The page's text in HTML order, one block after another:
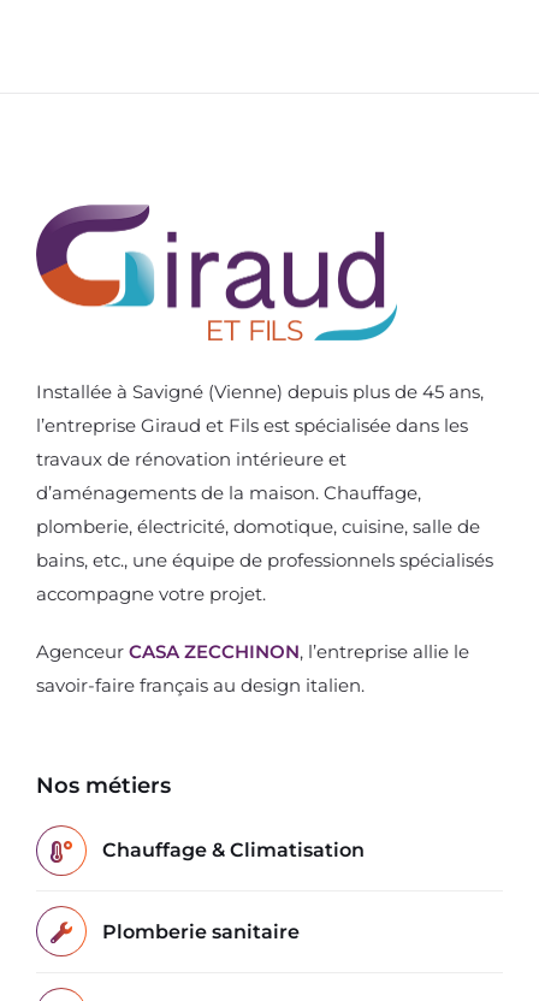
Installée à Savigné (Vienne) depuis plus de 45 ans,
l’entreprise Giraud et Fils est spécialisée dans les
travaux de rénovation intérieure et
d’aménagements de la maison. Chauffage,
plomberie, électricité, domotique, cuisine, salle de
bains, etc., une équipe de professionnels spécialisés
accompagne votre projet.
Agenceur CASA ZECCHINON, l’entreprise allie le
savoir-faire français au design italien.
Nos métiers
Chauffage & Climatisation
Plomberie sanitaire